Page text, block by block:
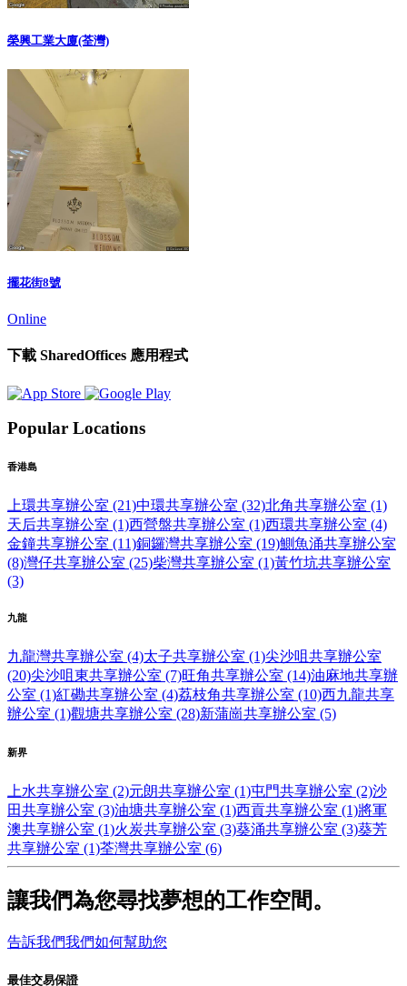
榮興工業大廈(荃灣)
擺花街8號
Online
下載 SharedOffices 應用程式
Popular Locations
香港島
上環共享辦公室 (21)中環共享辦公室 (32)北角共享辦公室 (1)
天后共享辦公室 (1)西營盤共享辦公室 (1)西環共享辦公室 (4)
金鐘共享辦公室 (11)銅鑼灣共享辦公室 (19)鰂魚涌共享辦公室
(8)灣仔共享辦公室 (25)柴灣共享辦公室 (1)黃竹坑共享辦公室
(3)
九龍
九龍灣共享辦公室 (4)太子共享辦公室 (1)尖沙咀共享辦公室
(20)尖沙咀東共享辦公室 (7)旺角共享辦公室 (14)油麻地共享辦
公室 (1)紅磡共享辦公室 (4)荔枝角共享辦公室 (10)西九龍共享
辦公室 (1)觀塘共享辦公室 (28)新蒲崗共享辦公室 (5)
新界
上水共享辦公室 (2)元朗共享辦公室 (1)屯門共享辦公室 (2)沙
田共享辦公室 (3)油塘共享辦公室 (1)西貢共享辦公室 (1)將軍
澳共享辦公室 (1)火炭共享辦公室 (3)葵涌共享辦公室 (3)葵芳
共享辦公室 (1)荃灣共享辦公室 (6)
讓我們為您尋找夢想的工作空間。
告訴我們我們如何幫助您
最佳交易保證